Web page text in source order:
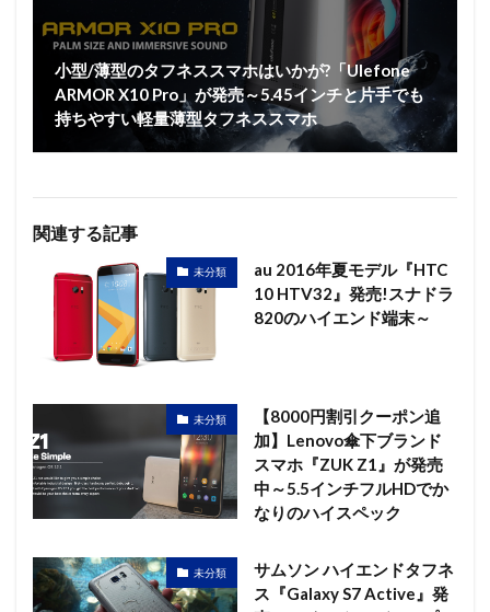
小型/薄型のタフネススマホはいかが?「Ulefone
ARMOR X10 Pro」が発売～5.45インチと片手でも
持ちやすい軽量薄型タフネススマホ
関連する記事
未分類
au 2016年夏モデル『HTC
10 HTV32』発売!スナドラ
820のハイエンド端末～
未分類
【8000円割引クーポン追
加】Lenovo傘下ブランド
スマホ『ZUK Z1』が発売
中～5.5インチフルHDでか
なりのハイスペック
未分類
サムソン ハイエンドタフネ
ス『Galaxy S7 Active』発